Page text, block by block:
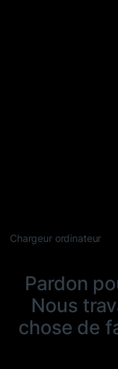
Chargeur ordinateur
Pardon
Nous
chose de